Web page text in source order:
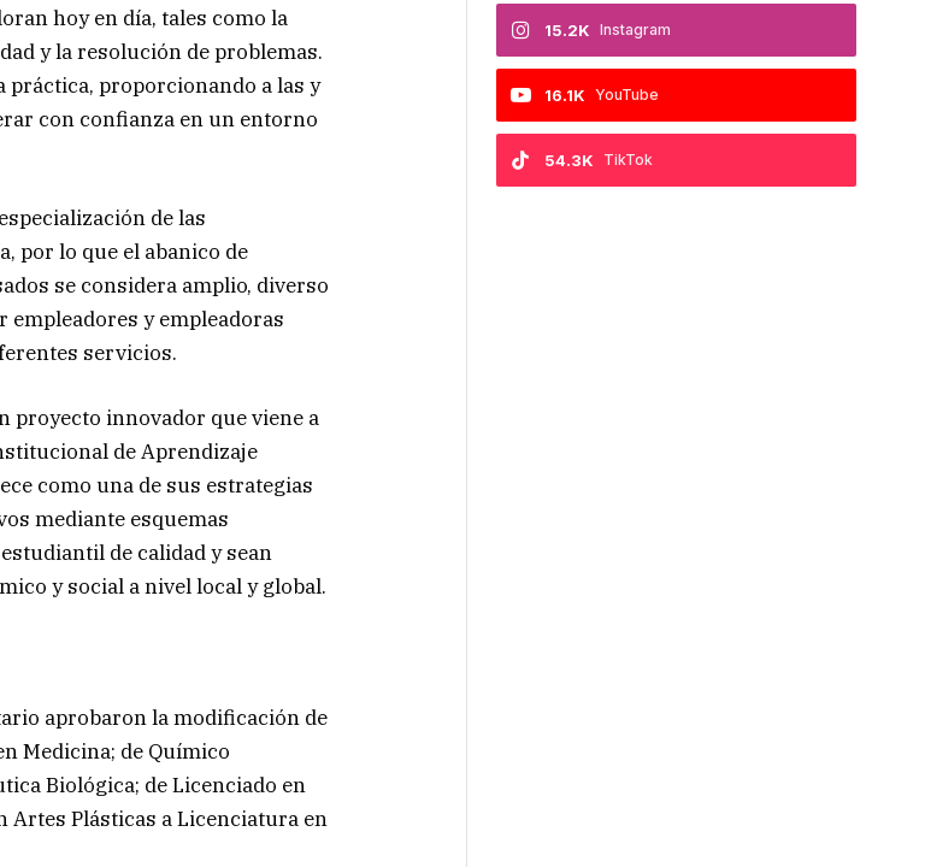
hoy en día, tales como la
y la resolución de problemas.
práctica, proporcionando a las y
con confianza en un entorno
de las
por lo que el abanico de
se considera amplio, diverso
y empleadoras
servicios.
proyecto innovador que viene a
de Aprendizaje
como una de sus estrategias
mediante esquemas
de calidad y sean
y social a nivel local y global.
aprobaron la modificación de
Medicina; de Químico
Biológica; de Licenciado en
Artes Plásticas a Licenciatura en
Instagram
15.2K
YouTube
16.1K
TikTok
54.3K